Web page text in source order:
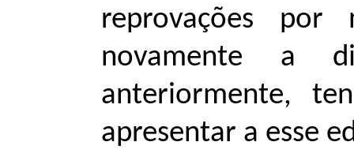
reprovações
novamente a
anteriormente,
apresentar a esse